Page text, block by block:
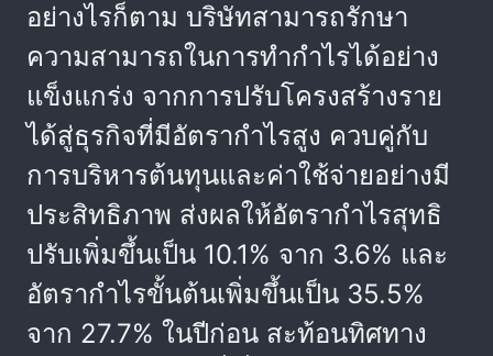
อย่างไรก็ตาม บริษัทสามารถรักษา
ความสามารถในการทำกำไรได้อย่าง
แข็งแกร่ง จากการปรับโครงสร้างราย
ได้สู่ธุรกิจที่มีอัตรากำไรสูง ควบคู่กับ
การบริหารต้นทุนและค่าใช้จ่ายอย่างมี
ประสิทธิภาพ ส่งผลให้อัตรากำไรสุทธิ
ปรับเพิ่มขึ้นเป็น 10.1% จาก 3.6% และ
อัตรากำไรขั้นต้นเพิ่มขึ้นเป็น 35.5%
จาก 27.7% ในปีก่อน สะท้อนทิศทาง